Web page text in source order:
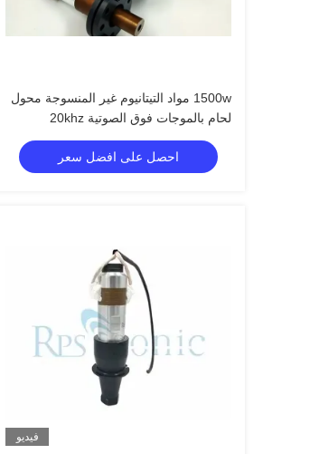
1500w مواد التيتانيوم غير المنسوجة محول
لحام بالموجات فوق الصوتية 20khz
احصل على افضل سعر
فيديو